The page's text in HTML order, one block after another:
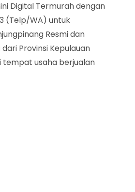
Tanjungpinang
Digital Termurah dengan
(Telp/WA) untuk
Resmi dan
Provinsi Kepulauan
tempat usaha berjualan